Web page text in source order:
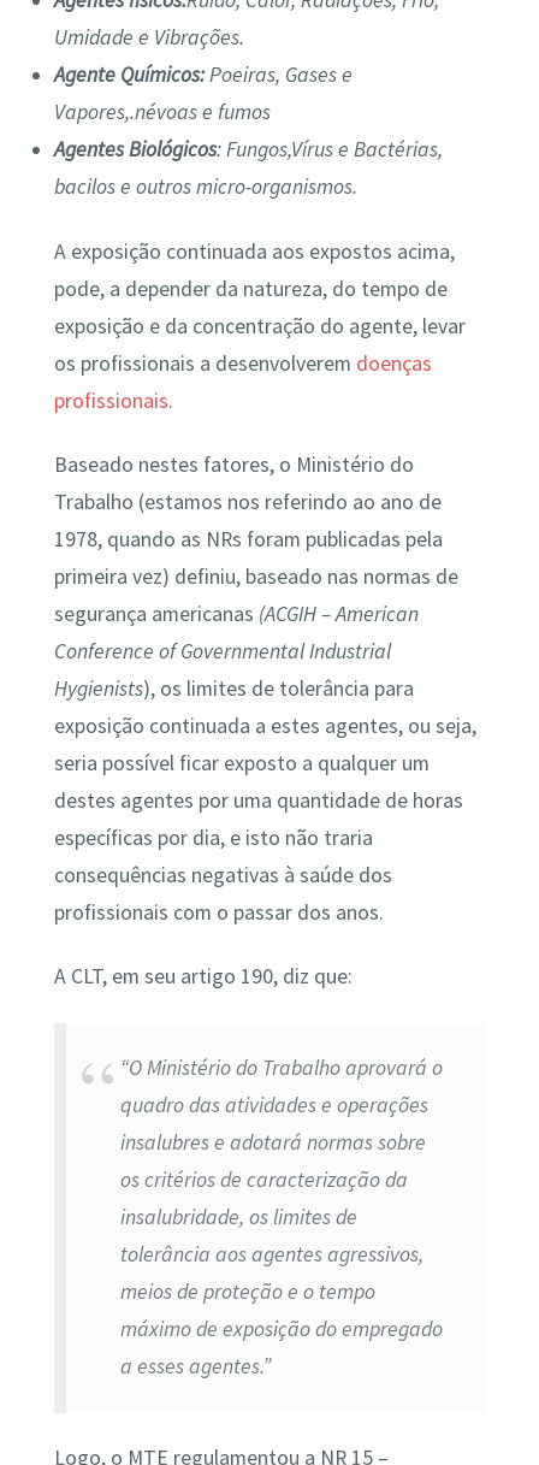
Umidade e Vibrações.
Agente Químicos:Poeiras, Gases e
Vapores,.névoas e fumos
Agentes Biológicos: Fungos,Vírus e Bactérias,
bacilos e outros micro-organismos.
A exposição continuada aos expostos acima,
pode, a depender da natureza, do tempo de
exposição e da concentração do agente, levar
os profissionais a desenvolverem doenças
profissionais.
Baseado nestes fatores, o Ministério do
Trabalho (estamos nos referindo ao ano de
1978, quando as NRs foram publicadas pela
primeira vez) definiu, baseado nas normas de
segurança americanas (ACGIH – American
Conference of Governmental Industrial
Hygienists), os limites de tolerância para
exposição continuada a estes agentes, ou seja,
seria possível ficar exposto a qualquer um
destes agentes por uma quantidade de horas
específicas por dia, e isto não traria
consequências negativas à saúde dos
profissionais com o passar dos anos.
A CLT, em seu artigo 190, diz que:
“O Ministério do Trabalho aprovará o
quadro das atividades e operações
insalubres e adotará normas sobre
os critérios de caracterização da
insalubridade, os limites de
tolerância aos agentes agressivos,
meios de proteção e o tempo
máximo de exposição do empregado
a esses agentes.”
Logo, o MTE regulamentou a NR 15 –